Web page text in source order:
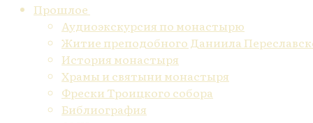
Прошлое
Аудиоэкскурсия по монастырю
Житие преподобного Даниила
История монастыря
Храмы и святыни монастыря
Фрески Троицкого собора
Библиография